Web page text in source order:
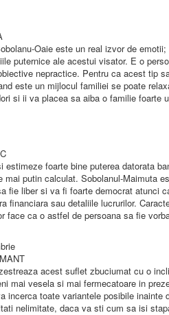
Oaie este un real izvor de
puternice ale acestui visator. E o
nepractice. Pentru ca acest tip
este un mijlocul familiei se poate
si ii va placea sa aiba o familie foarte
foarte bine puterea datorata
putin calculat. Sobolanul-Maimuta
fie liber si va fi foarte democrat atunci
financiara sau detaliile lucrurilor.
face ca o astfel de persoana sa fie
acest suflet zbuciumat cu o
mai vesela si mai fermecatoare in
incerca toate variantele posibile inainte
nelimitate, daca va sti cum sa isi